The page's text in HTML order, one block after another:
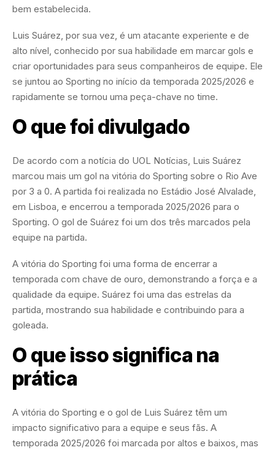
bem estabelecida.
Luis Suárez, por sua vez, é um atacante experiente e de
alto nível, conhecido por sua habilidade em marcar gols e
criar oportunidades para seus companheiros de equipe. Ele
se juntou ao Sporting no início da temporada 2025/2026 e
rapidamente se tornou uma peça-chave no time.
O que foi divulgado
De acordo com a notícia do UOL Notícias, Luis Suárez
marcou mais um gol na vitória do Sporting sobre o Rio Ave
por 3 a 0. A partida foi realizada no Estádio José Alvalade,
em Lisboa, e encerrou a temporada 2025/2026 para o
Sporting. O gol de Suárez foi um dos três marcados pela
equipe na partida.
A vitória do Sporting foi uma forma de encerrar a
temporada com chave de ouro, demonstrando a força e a
qualidade da equipe. Suárez foi uma das estrelas da
partida, mostrando sua habilidade e contribuindo para a
goleada.
O que isso significa na
prática
A vitória do Sporting e o gol de Luis Suárez têm um
impacto significativo para a equipe e seus fãs. A
temporada 2025/2026 foi marcada por altos e baixos, mas